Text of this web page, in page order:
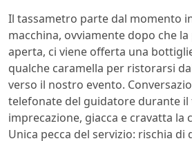
Il tassametro parte dal momento
macchina, ovviamente dopo che
aperta, ci viene offerta una
qualche caramella per ristorarsi
verso il nostro evento.
telefonate del guidatore durante
imprecazione, giacca e cravatta la
Unica pecca del servizio: rischia